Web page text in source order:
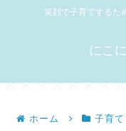
笑顔で子育てするた
にこ
ホーム 子育